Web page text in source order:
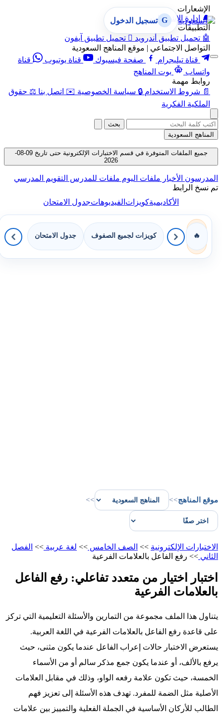
الإشعارات
🔔
إدارة الإشعارات
التطبيقات
🤖 تحميل تطبيق أندرويد  تحميل تطبيق آيفون
التواصل الاجتماعي | موقع المناهج السعودية
قناة تيليجرام
صفحة فيسبوك قناة يوتيوب
قناة
واتساب
بوت المناهج
روابط مهمة
📄 شروط الاستخدام 🔒 سياسة الخصوصية ✉️ اتصل بنا ⚖️ حقوق
الملكية الفكرية
G تسجيل الدخول
بحث
المناهج السعودية
جميع الملفات المتوفرة في قسم الاختبارات الإلكترونية حتى تاريخ 09-08-
2026
المدرسون الأخبار ملفات اليوم ملفات للمدرس التقويم المدرسي
تم نسخ الرابط
الأكاديميةكويزاتالفيديوهاتجدول الامتحان
🔥 كويزات لجميع الصفوف جدول الامتحان
موقع المناهج>>
>>
الاختبارات الإلكترونية >> الصف الخامس >> لغة عربية >> الفصل
الثاني >> رفع الفاعل بالعلامات الفرعية
اختبار اختيار من متعدد تفاعلي: رفع الفاعل
بالعلامات الفرعية
يتناول هذا الملف مجموعة من التمارين والأسئلة التعليمية التي تركز
على قاعدة رفع الفاعل بالعلامات الفرعية في اللغة العربية.
يستعرض الاختبار حالات إعراب الفاعل عندما يكون مثنى، حيث
يرفع بالألف، أو عندما يكون جمع مذكر سالم أو من الأسماء
الخمسة، حيث تكون علامة رفعه الواو، وذلك في مقابل العلامات
الأصلية مثل الضمة للمفرد. تهدف هذه الأسئلة إلى تعزيز فهم
الطالب للأركان الأساسية في الجملة الفعلية والتمييز بين علامات